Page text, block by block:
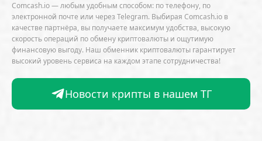
Вилли Ву
Виталик Бутерин
волатильность
выборы
Вьетнам ВЭФ
генеративный ИИ
Генпрокуратура
Германия
Голливуд
Дайджесты
Дания ДАО
день рождения
Децентрализация
Джейми Даймон
Comcash.io — любым удобным способом: по телефону, по
электронной почте или через Telegram. Выбирая Comcash.io в
качестве партнёра, вы получаете максимум удобства, высокую
скорость операций по обмену криптовалюты и ощутимую
финансовую выгоду. Наш обменник криптовалюты гарантирует
высокий уровень сервиса на каждом этапе сотрудничества!
Новости крипты в нашем ТГ